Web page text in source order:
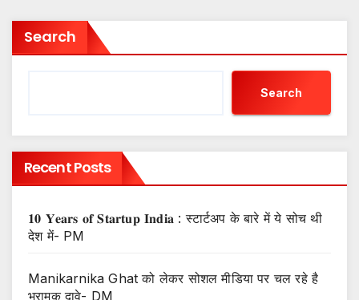
Search
Search
Recent Posts
𝟏𝟎 𝐘𝐞𝐚𝐫𝐬 𝐨𝐟 𝐒𝐭𝐚𝐫𝐭𝐮𝐩 𝐈𝐧𝐝𝐢𝐚 : स्टार्टअप के बारे में ये सोच थी
देश में- PM
Manikarnika Ghat को लेकर सोशल मीडिया पर चल रहे है
भ्रामक दावे- DM